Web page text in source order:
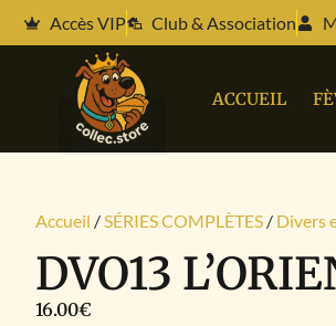
Accès VIP Club & Association
ACCUEIL
Accueil /SÉRIES COMPLÈTES / Divers
DVO13
16.00€